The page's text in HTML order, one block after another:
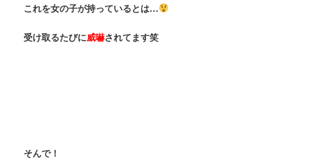
これを女の子が持っているとは…
受け取るたびに威嚇されてます笑
そんで！